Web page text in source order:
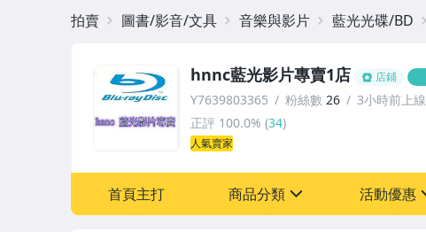
hnnc藍光影片專賣1店 店鋪
Y7639803365 粉絲數 26
3小時前上線
正評 100.0% (34)
人氣賣家
首頁主打 商品分類 活動優惠
拍賣 圖書/影音/文具 音樂與影片 藍光光碟/BD